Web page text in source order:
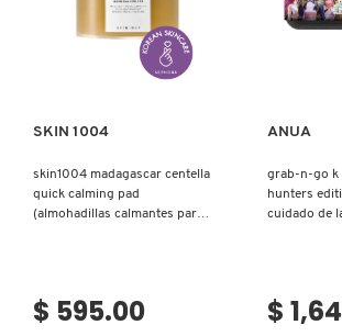
Ver más
SKIN 1004
skin1004 madagascar centella
quick calming pad
(almohadillas calmantes para
$ 595.00
ANUA
grab-n-go k
hunters
cuidado de
$